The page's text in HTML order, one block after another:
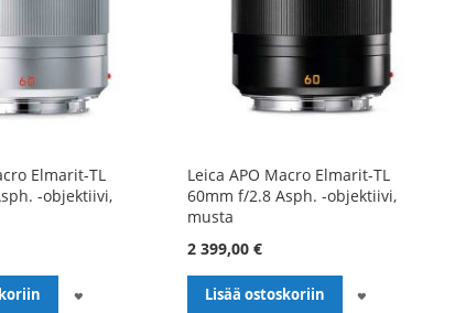
Elmarit-TL
-objektiivi,
Leica APO Macro Elmarit-TL
60mm f/2.8 Asph. -objektiivi,
musta
2 399,00 €
Lisää ostoskoriin